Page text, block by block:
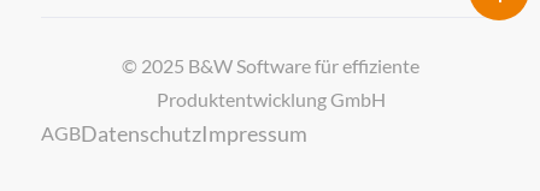
© 2025 B&W Software für effiziente
Produktentwicklung GmbH
AGBDatenschutzImpressum